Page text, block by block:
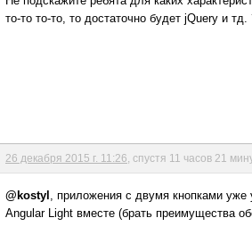
то-то то-то, то достаточно будет jQuery и тд.
26 декабря 2015 г. 11:26 , спустя 11 часов 21
@kostyl , приложения с двумя кнопками уже
Angular Light вместе (брать преимущества